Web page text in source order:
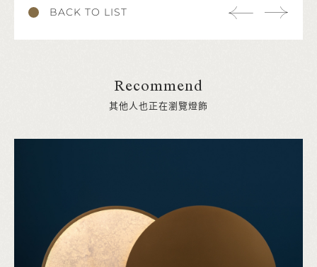
BACK TO LIST
Recommend
其他人也正在瀏覽燈飾